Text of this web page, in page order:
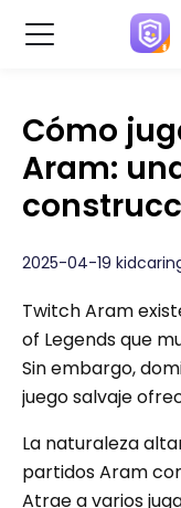
Cómo
Aram:
2025-04-19
Twitch Aram
of Legends que
Sin embargo,
juego salvaje
La naturaleza
partidos Aram
Atrae a varios